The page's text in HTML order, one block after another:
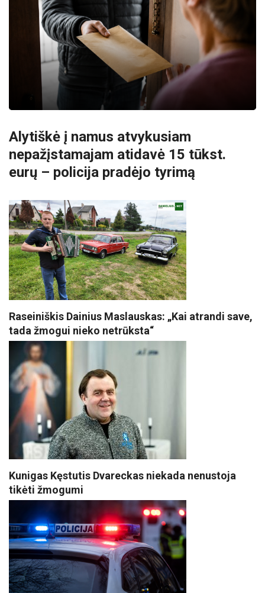
Alytiškė į namus atvykusiam
nepažįstamajam atidavė 15 tūkst.
eurų – policija pradėjo tyrimą
Raseiniškis Dainius Maslauskas: „Kai atrandi save,
tada žmogui nieko netrūksta“
Kunigas Kęstutis Dvareckas niekada nenustoja
tikėti žmogumi